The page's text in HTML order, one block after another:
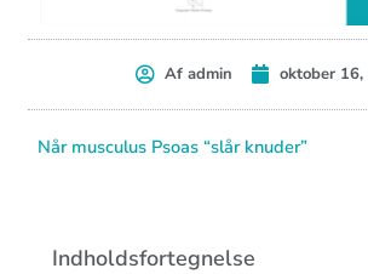
Af admin oktober 16,
Når musculus Psoas “slår knuder”
Indholdsfortegnelse